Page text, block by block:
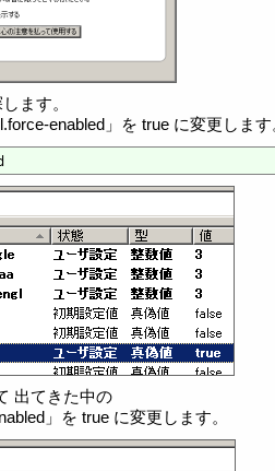
ます。
enabled」を true に変更します
出てきた中の
」を true に変更します。